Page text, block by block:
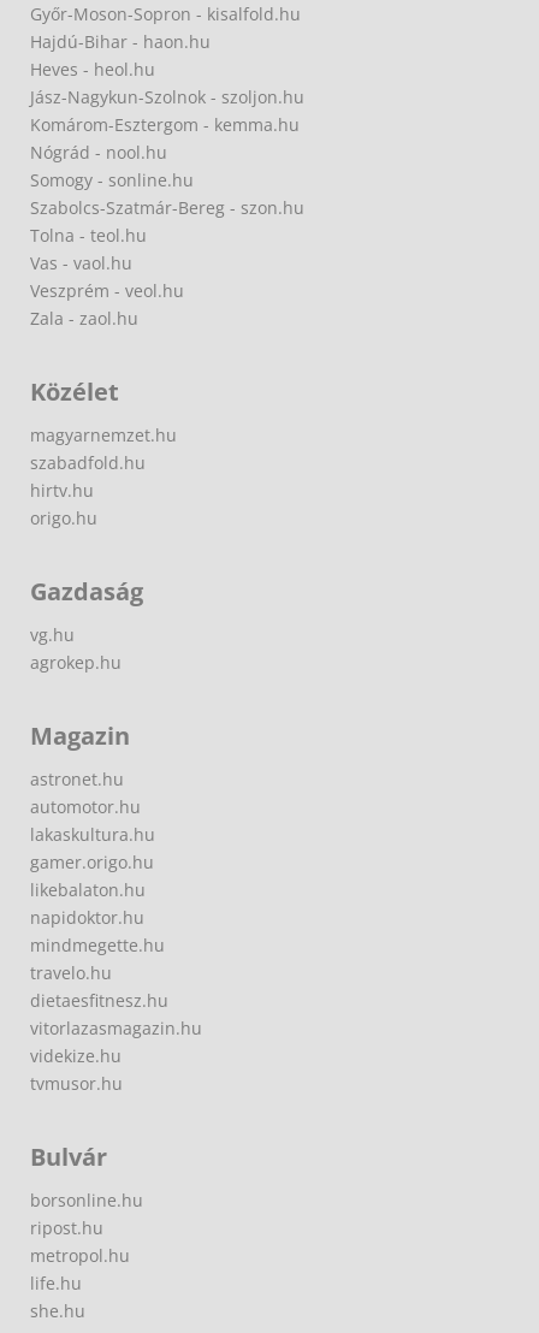
Győr-Moson-Sopron - kisalfold.hu
Hajdú-Bihar - haon.hu
Heves - heol.hu
Jász-Nagykun-Szolnok - szoljon.hu
Komárom-Esztergom - kemma.hu
Nógrád - nool.hu
Somogy - sonline.hu
Szabolcs-Szatmár-Bereg - szon.hu
Tolna - teol.hu
Vas - vaol.hu
Veszprém - veol.hu
Zala - zaol.hu
Közélet
magyarnemzet.hu
szabadfold.hu
hirtv.hu
origo.hu
Gazdaság
vg.hu
agrokep.hu
Magazin
astronet.hu
automotor.hu
lakaskultura.hu
gamer.origo.hu
likebalaton.hu
napidoktor.hu
mindmegette.hu
travelo.hu
dietaesfitnesz.hu
vitorlazasmagazin.hu
videkize.hu
tvmusor.hu
Bulvár
borsonline.hu
ripost.hu
metropol.hu
life.hu
she.hu